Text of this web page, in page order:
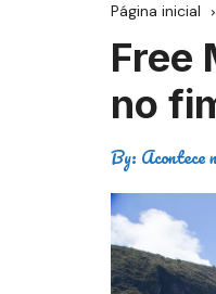
Página inicial
Free
no
By: